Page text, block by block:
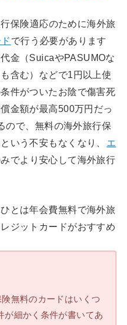
保険適応のために海外旅
で行う必要があります
金（SuicaやPASUMOな
含む）などで1円以上使
件がついたお陰で傷害死
金額が最高500万円だっ
ので、無料の海外旅行保
いう不安もなくなり、
エ
でより安心して海外旅行
とは年会費無料で海外旅
ジットカードがおすすめ
無料のカードはいくつ
が細かく条件が書いてあ